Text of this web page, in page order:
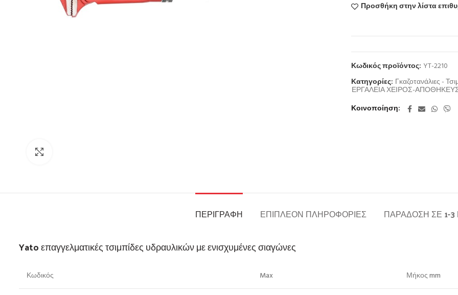
Προσθήκη στην λίστα
Κωδικός προϊόντος: YT-2210
Κατηγορίες: Γκαζοτανάλιες -
ΕΡΓΑΛΕΙΑ ΧΕΙΡΟΣ-
Κοινοποίηση
ΠΕΡΙΓΡΑΦΉ ΕΠΙΠΛΈΟΝ ΠΛΗΡΟΦΟΡΊΕΣ ΠΑΡΆΔΟΣΗ ΣΕ 1-
Yato επαγγελματικές τσιμπίδες υδραυλικών με ενισχυμένες σιαγώνες
Κωδικός Max Μήκος mm